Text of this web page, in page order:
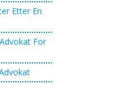
Etter En
For